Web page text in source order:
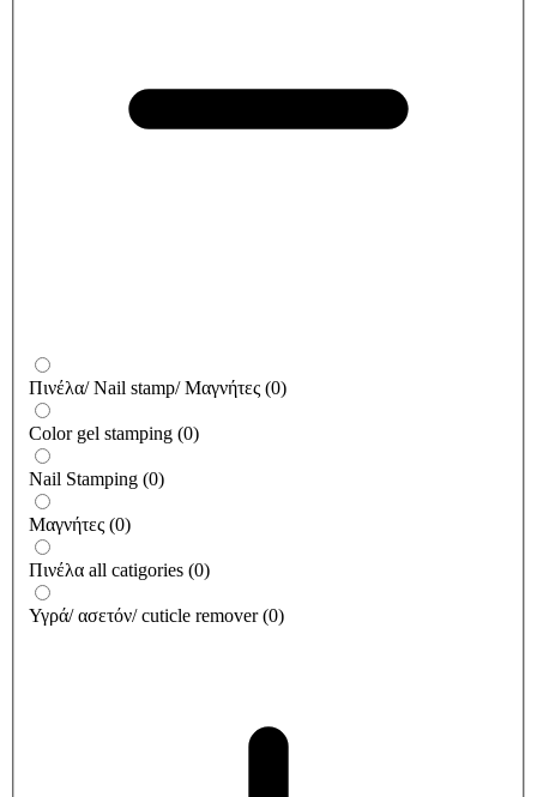
Πινέλα/ Nail stamp/ Μαγνήτες (0)
Color gel stamping (0)
Nail Stamping (0)
Μαγνήτες (0)
Πινέλα all catigories (0)
Υγρά/ ασετόν/ cuticle remover (0)